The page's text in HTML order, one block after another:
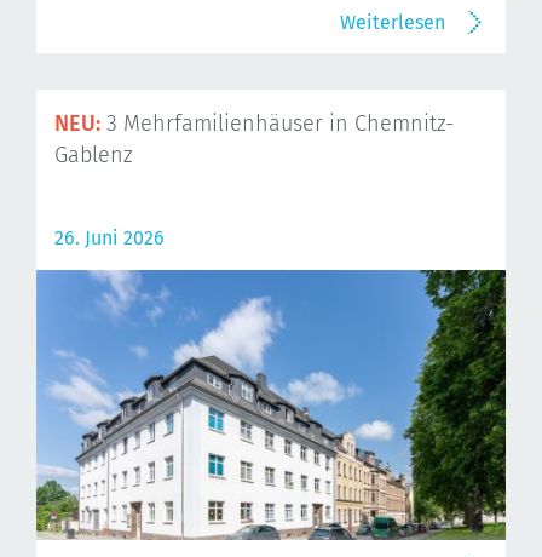
Weiterlesen
NEU: 3 Mehrfamilienhäuser in Chemnitz-
Gablenz
26. Juni 2026